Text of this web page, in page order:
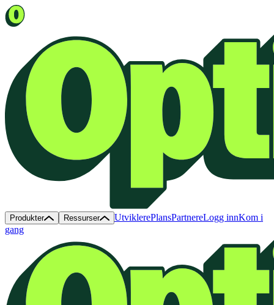
Produkter Ressurser UtviklerePlansPartnereLogg innKom i
gang